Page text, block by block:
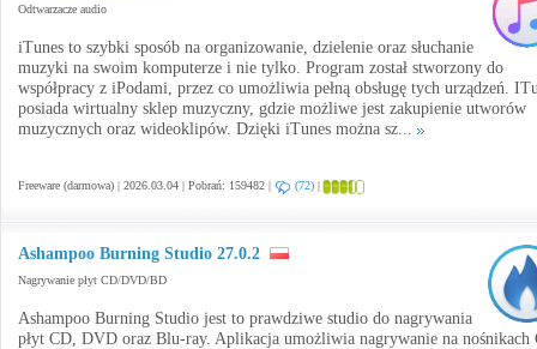
Odtwarzacze audio
iTunes to szybki sposób na organizowanie, dzielenie oraz słuchanie
muzyki na swoim komputerze i nie tylko. Program został stworzony do
współpracy z iPodami, przez co umożliwia pełną obsługę tych urządzeń.
posiada wirtualny sklep muzyczny, gdzie możliwe jest zakupienie utworów
muzycznych oraz wideoklipów. Dzięki iTunes można sz...
Freeware (darmowa) | 2026.03.04 | Pobrań: 159482 | (72) |
Ashampoo Burning Studio 27.0.2
Nagrywanie płyt CD/DVD/BD
Ashampoo Burning Studio jest to prawdziwe studio do nagrywania
płyt CD, DVD oraz Blu-ray. Aplikacja umożliwia nagrywanie na nośnikach